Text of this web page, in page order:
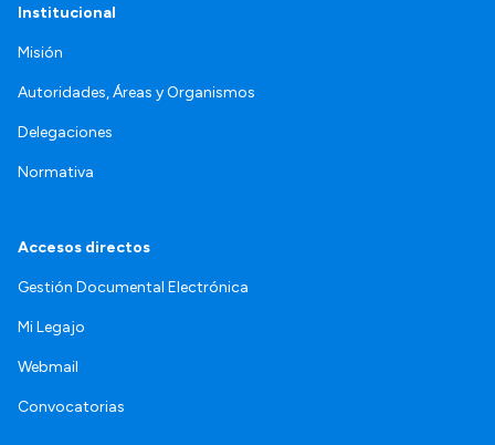
Institucional
Misión
Autoridades, Áreas y Organismos
Delegaciones
Normativa
Accesos directos
Gestión Documental Electrónica
Mi Legajo
Webmail
Convocatorias